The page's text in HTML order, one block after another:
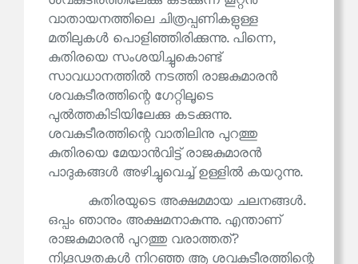
വാതായനത്തിലെ ചിത്രപ്പണികളുള്ള
മതിലുകൾ പൊളിഞ്ഞിരിക്കുന്നു. പിന്നെ,
കുതിരയെ സംശയിച്ചുകൊണ്ട്
സാവധാനത്തിൽ നടത്തി രാജകുമാരൻ
ശവകുടീരത്തിന്റെ ഗേറ്റിലൂടെ
പുൽത്തകിടിയിലേക്കു കടക്കുന്നു.
ശവകുടീരത്തിന്റെ വാതിലിനു പുറത്തു
കുതിരയെ മേയാൻവിട്ട് രാജകുമാരൻ
പാദുകങ്ങൾ അഴിച്ചുവെച്ച് ഉള്ളിൽ കയറുന്നു.
കുതിരയുടെ അക്ഷമമായ ചലനങ്ങൾ.
ഒപ്പം ഞാനും അക്ഷമനാകുന്നു. എന്താണ്
രാജകുമാരൻ പുറത്തു വരാത്തത്?
നിഗൂഢതകൾ നിറഞ്ഞ ആ ശവകുടീരത്തിന്റെ